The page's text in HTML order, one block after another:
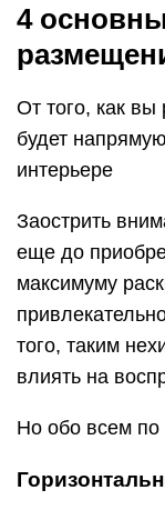
4
От того, как вы
будет
интерьере
Заострить
еще до
максимуму
того, таким
влиять на
Но обо всем по